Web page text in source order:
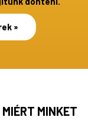
»
MINKET